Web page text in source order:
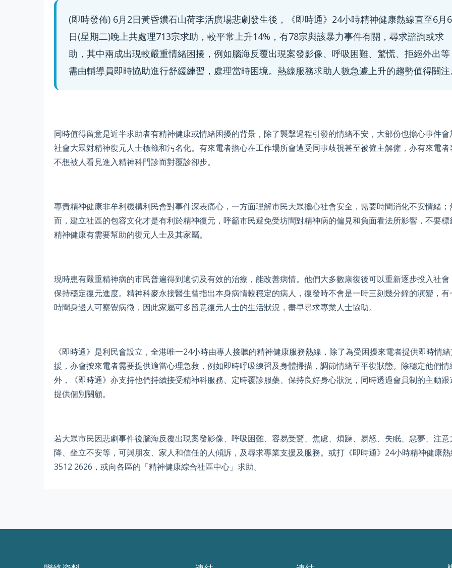
(即時發佈) 6月2日黃昏鑽石山荷李活廣場悲劇發生後，《即時通》24小時精神健康熱線直至6月6
日(星期二)晚上共處理713宗求助，較平常上升14%，有78宗與該暴力事件有關，尋求諮詢或求
助，其中兩成出現較嚴重情緒困擾，例如腦海反覆出現案發影像、呼吸困難、驚慌、拒絕外出等
需由輔導員即時協助進行舒緩練習，處理當時困境。熱線服務求助人數急遽上升的趨勢值得關注
同時值得留意是近半求助者有精神健康或情緒困擾的背景，除了襲擊過程引發的情緒不安，大部份也擔心事件會
社會大眾對精神復元人士標籤和污名化。有來電者擔心在工作場所會遭受同事歧視甚至被僱主解僱，亦有來電者
不想被人看見進入精神科門診而對覆診卻步。
專責精神健康非牟利機構利民會對事件深表痛心，一方面理解市民大眾擔心社會安全，需要時間消化不安情緒；
而，建立社區的包容文化才是有利於精神復元，呼籲市民避免受坊間對精神病的偏見和負面看法所影響，不要標
精神健康有需要幫助的復元人士及其家屬。
現時患有嚴重精神病的市民普遍得到適切及有效的治療，能改善病情。他們大多數康復後可以重新逐步投入社會
保持穩定復元進度。精神科麥永接醫生曾指出本身病情較穩定的病人，復發時不會是一時三刻幾分鐘的演變，有
時間身邊人可察覺病徵，因此家屬可多留意復元人士的生活狀況，盡早尋求專業人士協助。
《即時通》是利民會設立，全港唯一24小時由專人接聽的精神健康服務熱線，除了為受困擾來電者提供即時情緒
援，亦會按來電者需要提供適當心理急救，例如即時呼吸練習及身體掃描，調節情緒至平復狀態。除穩定他們情
外，《即時通》亦支持他們持續接受精神科服務、定時覆診服藥、保持良好身心狀況，同時透過會員制的主動跟
提供個別關顧。
若大眾市民因悲劇事件後腦海反覆出現案發影像、呼吸困難、容易受驚、焦慮、煩躁、易怒、失眠、惡夢、注意
降、坐立不安等，可與朋友、家人和信任的人傾訴，及尋求專業支援及服務。或打《即時通》24小時精神健康熱
3512 2626，或向各區的「精神健康綜合社區中心」求助。